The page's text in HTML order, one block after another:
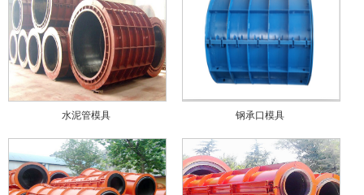
水泥管模具 钢承口模具